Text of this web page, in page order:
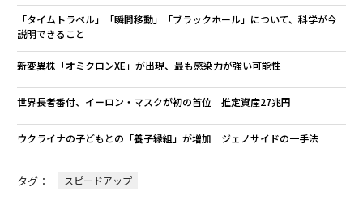
「タイムトラベル」「瞬間移動」「ブラックホール」について、科学が今
説明できること
新変異株「オミクロンXE」が出現、最も感染力が強い可能性
世界長者番付、イーロン・マスクが初の首位 推定資産27兆円
ウクライナの子どもとの「養子縁組」が増加 ジェノサイドの一手法
タグ： スピードアップ